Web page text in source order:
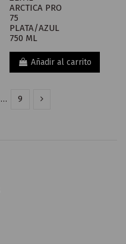
ARCTICA PRO
75
PLATA/AZUL
750 ML
Añadir al carrito
… 9